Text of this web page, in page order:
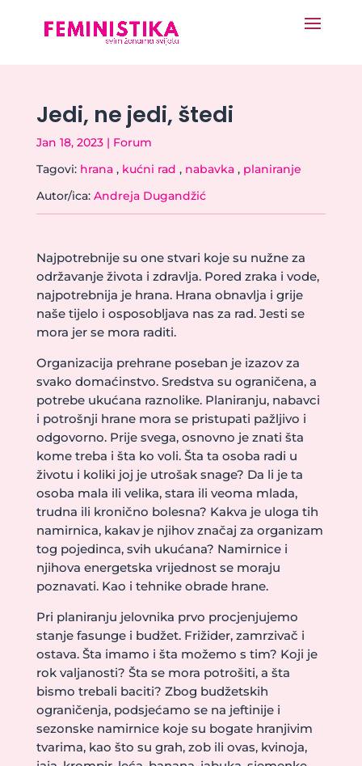
Jedi, ne jedi, štedi
Jan 18, 2023| Forum
Tagovi: hrana, kućni rad , nabavka, planiranje
Autor/ica: Andreja Dugandžić
Najpotrebnije su one stvari koje su nužne za
održavanje života i zdravlja. Pored zraka i vode,
najpotrebnija je hrana. Hrana obnavlja i grije
naše tijelo i osposobljava nas za rad. Jesti se
mora jer se mora raditi.
Organizacija prehrane poseban je izazov za
svako domaćinstvo. Sredstva su ograničena, a
potrebe ukućana raznolike. Planiranju, nabavci
i potrošnji hrane mora se pristupati pažljivo i
odgovorno. Prije svega, osnovno je znati šta
kome treba i šta ko voli. Šta ta osoba radi u
životu i koliki joj je utrošak snage? Da li je ta
osoba mala ili velika, stara ili veoma mlada,
trudna ili kronično bolesna? Kakva je uloga tih
namirnica, kakav je njihov značaj za organizam
tog pojedinca, svih ukućana? Namirnice i
njihova energetska vrijednost se moraju
poznavati. Kao i tehnike obrade hrane.
Pri planiranju jelovnika prvo procjenjujemo
stanje fasunge i budžet. Frižider, zamrzivač i
ostava. Šta imamo i šta možemo s tim? Koji je
rok valjanosti? Šta se mora potrošiti, a šta
bismo trebali baciti? Zbog budžetskih
ograničenja, podsjećamo se na jeftinije i
sezonske namirnice koje su bogate hranjivim
tvarima, kao što su grah, zob ili ovas, kvinoja,